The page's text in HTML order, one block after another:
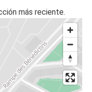
más reciente.